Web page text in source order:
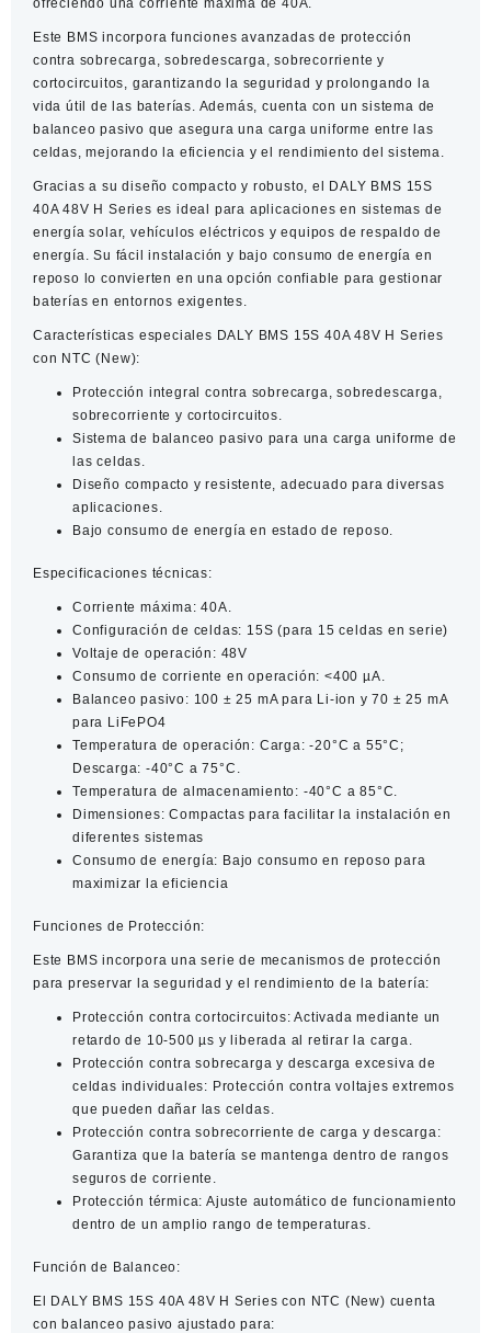
Este BMS incorpora funciones avanzadas de protección
contra sobrecarga, sobredescarga, sobrecorriente y
cortocircuitos, garantizando la seguridad y prolongando la
vida útil de las baterías. Además, cuenta con un sistema de
balanceo pasivo que asegura una carga uniforme entre las
celdas, mejorando la eficiencia y el rendimiento del sistema.​
Gracias a su diseño compacto y robusto, el DALY BMS 15S
40A 48V H Series es ideal para aplicaciones en sistemas de
energía solar, vehículos eléctricos y equipos de respaldo de
energía. Su fácil instalación y bajo consumo de energía en
reposo lo convierten en una opción confiable para gestionar
baterías en entornos exigentes.​
Características especiales DALY BMS 15S 40A 48V H Series
con NTC (New):
Protección integral contra sobrecarga, sobredescarga,
sobrecorriente y cortocircuitos.​
Sistema de balanceo pasivo para una carga uniforme de
las celdas.​
Diseño compacto y resistente, adecuado para diversas
aplicaciones.​
Bajo consumo de energía en estado de reposo.​
Especificaciones técnicas:
Corriente máxima: 40A.
Configuración de celdas: 15S (para 15 celdas en serie)​
Voltaje de operación : 48V​
Consumo de corriente en operación: <400 µA.
Balanceo pasivo: 100 ± 25 mA para Li-ion y 70 ± 25 mA
para LiFePO4
Temperatura de operación: Carga: -20°C a 55°C;
Descarga: -40°C a 75°C.​
Temperatura de almacenamiento: -40°C a 85°C.
Dimensiones: Compactas para facilitar la instalación en
diferentes sistemas
Consumo de energía: Bajo consumo en reposo para
maximizar la eficiencia
Funciones de Protección:
Este BMS incorpora una serie de mecanismos de protección
para preservar la seguridad y el rendimiento de la batería:
Protección contra cortocircuitos: Activada mediante un
retardo de 10-500 µs y liberada al retirar la carga.​
Protección contra sobrecarga y descarga excesiva de
celdas individuales: Protección contra voltajes extremos
que pueden dañar las celdas.​
Protección contra sobrecorriente de carga y descarga:
Garantiza que la batería se mantenga dentro de rangos
seguros de corriente.​
Protección térmica: Ajuste automático de funcionamiento
dentro de un amplio rango de temperaturas.​
Función de Balanceo:
El DALY BMS 15S 40A 48V H Series con NTC (New) cuenta
con balanceo pasivo ajustado para: